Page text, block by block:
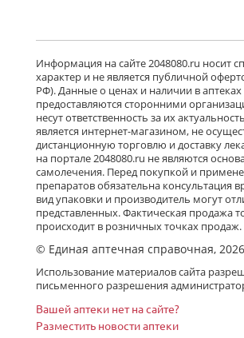
Информация на сайте 2048080.ru носит
характер и не является публичной
РФ). Данные о ценах и наличии в аптеках
предоставляются сторонними
несут ответственность за их
является интернет-магазином, не
дистанционную торговлю и доставку
на портале 2048080.ru не являются
самолечения. Перед покупкой и
препаратов обязательна консультация
вид упаковки и производитель могут
представленных. Фактическая продажа
происходит в розничных точках продаж.
© Единая аптечная справочная, 2026
Использование материалов сайта
письменного разрешения
Вашей аптеки нет на сайте?
Разместить новости аптеки